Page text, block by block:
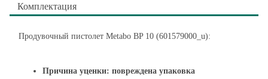
Комплектация
Продувочный пистолет Metabo BP 10 (601579000_u):
Причина уценки: повреждена упаковка